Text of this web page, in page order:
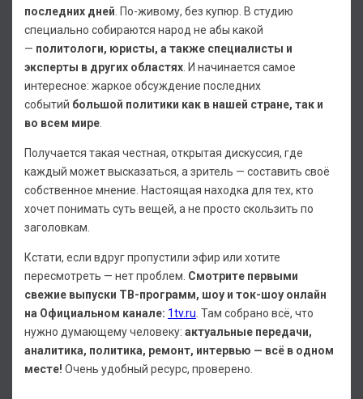
последних дней . По-живому, без купюр. В студию
специально собираются народ не абы какой
— политологи, юристы, а также специалисты и
эксперты в других областях . И начинается самое
интересное: жаркое обсуждение последних
событий большой политики как в нашей стране, так и
во всем мире
Получается такая честная, открытая дискуссия, где
каждый может высказаться, а зритель — составить своё
собственное мнение. Настоящая находка для тех, кто
хочет понимать суть вещей, а не просто скользить по
заголовкам.
Кстати, если вдруг пропустили эфир или хотите
пересмотреть — нет проблем. Смотрите первыми
свежие выпуски ТВ-программ, шоу и ток-шоу онлайн
на Официальном канале: 1tv.ru . Там собрано всё, что
нужно думающему человеку: актуальные передачи,
аналитика, политика, ремонт, интервью — всё в одном
месте! Очень удобный ресурс, проверено.